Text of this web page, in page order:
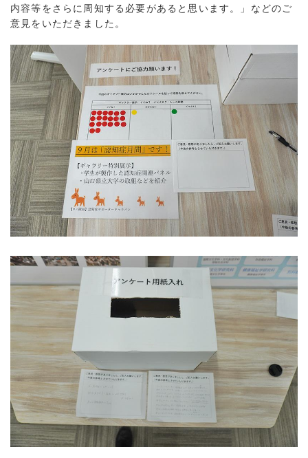
内容等をさらに周知する必要があると思います。」などのご
意見をいただきました。